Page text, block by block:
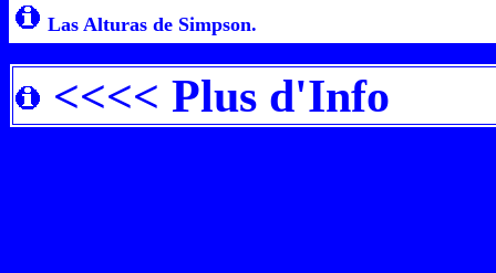
Las Alturas de Simpson.
<<<< Plus d'Info